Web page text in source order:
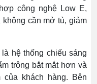
công nghệ Low E,
cần mở tủ, giảm
hệ thống chiếu sáng
trông bắt mắt hơn và
của khách hàng. Bên